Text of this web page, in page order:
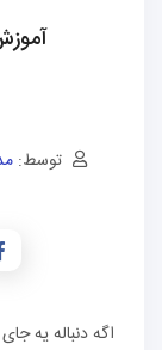
توسط:
اگه دنباله یه